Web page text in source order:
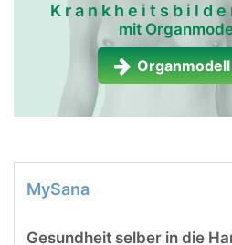
mit
MySana
Gesundheit selber in die